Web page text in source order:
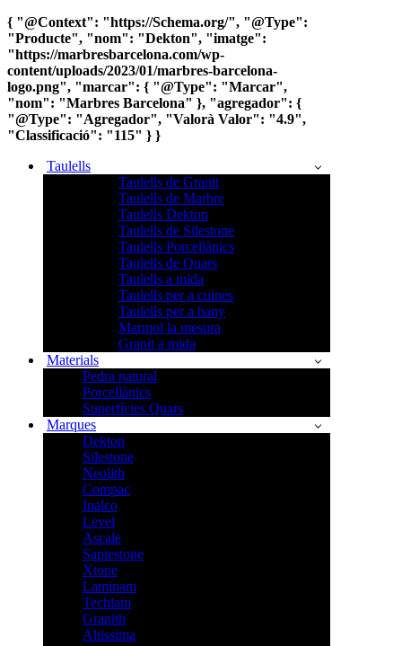
{ "@Context": "https://Schema.org/", "@Type":
"Producte", "nom": "Dekton", "imatge":
"https://marbresbarcelona.com/wp-
content/uploads/2023/01/marbres-barcelona-
logo.png", "marcar": { "@Type": "Marcar",
"nom": "Marbres Barcelona" }, "agregador": {
"@Type": "Agregador", "Valorà Valor": "4.9",
"Classificació": "115" } }
Taulells
Taulells de Granit
Taulells de Marbre
Taulells Dekton
Taulells de Silestone
Taulells Porcellànics
Taulells de Quars
Taulells a mida
Taulells per a cuines
Taulells per a bany
Marmol la mesura
Granit a mida
Materials
Pedra natural
Porcellànics
Superfícies Quars
Marques
Dekton
Silestone
Neolith
Compac
Inalco
Level
Ascale
Sapiestone
Xtone
Laminam
Techlam
Granith
Altissima